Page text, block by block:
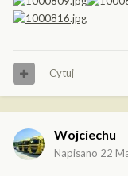
Cytuj
Wojciechu
Napisano 22